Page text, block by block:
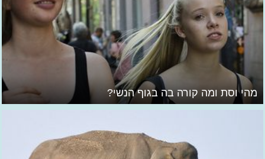
מהי וסת ומה קורה בה בגוף הנשי?